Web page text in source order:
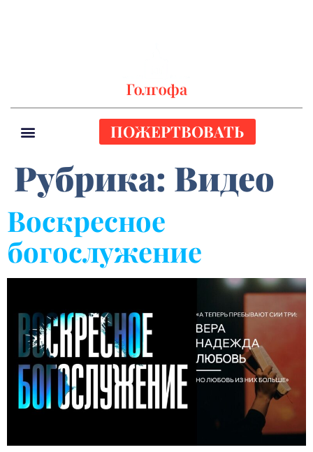
ПОЖЕРТВОВАТЬ
Рубрика: Видео
Воскресное
богослужение